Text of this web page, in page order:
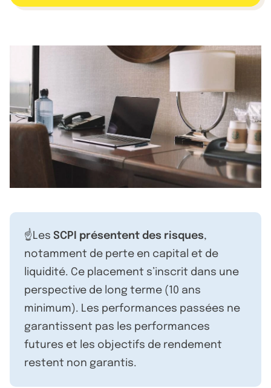
☝️Les SCPI présentent des risques,
notamment de perte en capital et de
liquidité. Ce placement s’inscrit dans une
perspective de long terme (10 ans
minimum). Les performances passées ne
garantissent pas les performances
futures et les objectifs de rendement
restent non garantis.